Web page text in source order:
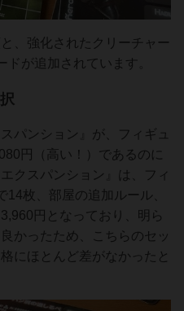
、強化されたクリーチャー
が追加されています。
パンション』が、フィギュ
円（高い！）であるのに
クスパンション』は、フィ
枚、部屋の追加ルール、
円となっており、明ら
かったため、こちらのセッ
にほとんど差がなかったと